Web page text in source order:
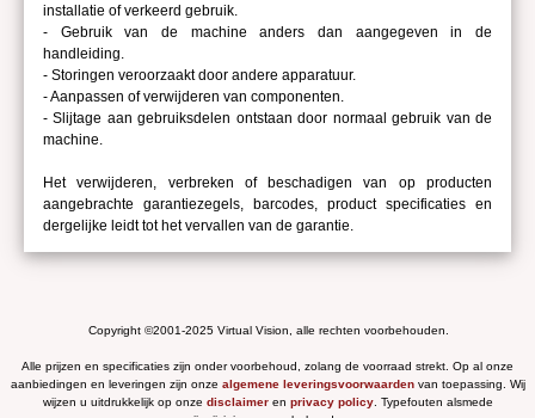
installatie of verkeerd gebruik.
- Gebruik van de machine anders dan aangegeven in de
handleiding.
- Storingen veroorzaakt door andere apparatuur.
- Aanpassen of verwijderen van componenten.
- Slijtage aan gebruiksdelen ontstaan door normaal gebruik van de
machine.
Het verwijderen, verbreken of beschadigen van op producten
aangebrachte garantiezegels, barcodes, product specificaties en
dergelijke leidt tot het vervallen van de garantie.
Copyright ©2001-2025 Virtual Vision, alle rechten voorbehouden.
Alle prijzen en specificaties zijn onder voorbehoud, zolang de voorraad strekt. Op al onze
aanbiedingen en leveringen zijn onze algemene leveringsvoorwaardenvan toepassing. Wij
wijzen u uitdrukkelijk op onze disclaimeren privacy policy. Typefouten alsmede